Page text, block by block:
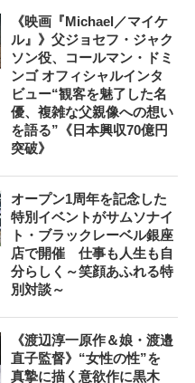
《映画『Michael／マイケ
ル』》父ジョセフ・ジャク
ソン役、コールマン・ドミ
ンゴ オフィシャルインタ
ビュー“観客を魅了した名
優、複雑な父親像への想い
を語る”《日本興収70億円
突破》
オープン1周年を記念した
特別イベントがサムソナイ
ト・ブラックレーベル銀座
店で開催 仕事も人生も自
分らしく～笑顔あふれる特
別対談～
《渡辺淳一原作＆娘・渡邉
直子監督》“女性の性”を
真摯に描く意欲作に黒木